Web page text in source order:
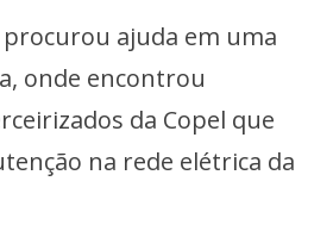
procurou ajuda em uma
onde encontrou
da Copel que
na rede elétrica da